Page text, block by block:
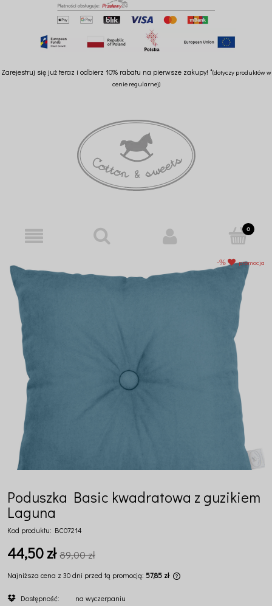
Zarejestruj się już teraz i odbierz 10% rabatu na pierwsze zakupy! *(dotyczy produktów w
cenie regularnej)
promocja
Poduszka Basic kwadratowa z guzikiem
Laguna
Kod produktu: BC07214
44,50 zł 89,00 zł
Najniższa cena z 30 dni przed tą promocją: 57,85 zł
Dostępność: na wyczerpaniu